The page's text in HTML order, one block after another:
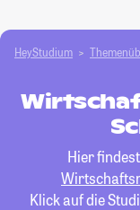
HeyStudium
Hier
Klick auf die